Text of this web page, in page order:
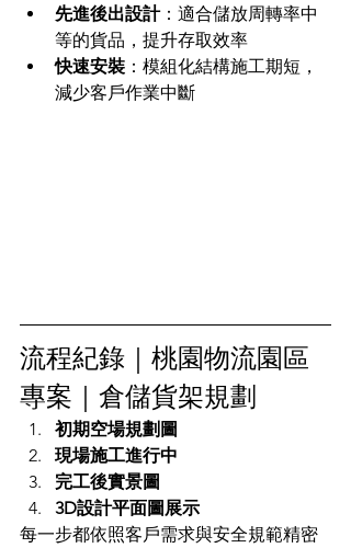
先進後出設計：適合儲放周轉率中
等的貨品，提升存取效率
快速安裝 ：模組化結構施工期短，
減少客戶作業中斷
流程紀錄｜桃園物流園區
專案｜倉儲貨架規劃
初期空場規劃圖
現場施工進行中
完工後實景圖
3D設計平面圖展示
每一步都依照客戶需求與安全規範精密